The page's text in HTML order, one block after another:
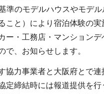
準のモデルハウスやモデ
こと）により宿泊体験の
ー・工務店・マンションデ
で、お知らせします。
協力事業者と大阪府とで連
定締結時には報道提供を行